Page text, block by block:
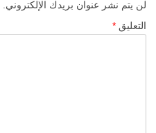
لن يتم نشر عنوان بريدك الإلكتروني.
التعليق *